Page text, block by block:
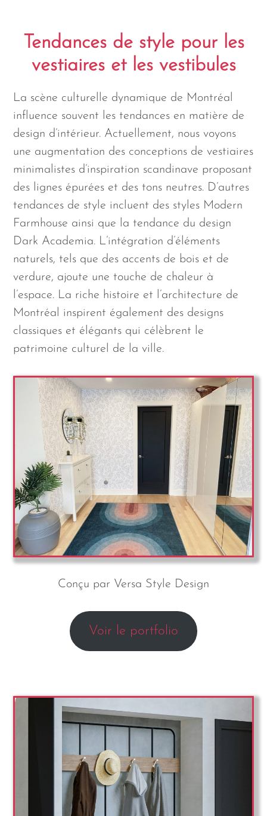
Tendances de style pour les
vestiaires et les vestibules
La scène culturelle dynamique de Montréal
influence souvent les tendances en matière de
design d’intérieur. Actuellement, nous voyons
une augmentation des conceptions de vestiaires
minimalistes d’inspiration scandinave proposant
des lignes épurées et des tons neutres. D’autres
tendances de style incluent des styles Modern
Farmhouse ainsi que la tendance du design
Dark Academia. L’intégration d’éléments
naturels, tels que des accents de bois et de
verdure, ajoute une touche de chaleur à
l’espace. La riche histoire et l’architecture de
Montréal inspirent également des designs
classiques et élégants qui célèbrent le
patrimoine culturel de la ville.
Conçu par Versa Style Design
Voir le portfolio